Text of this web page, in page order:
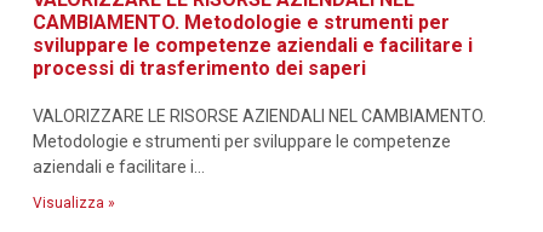
CAMBIAMENTO. Metodologie e strumenti per
sviluppare le competenze aziendali e facilitare i
processi di trasferimento dei saperi
VALORIZZARE LE RISORSE AZIENDALI NEL CAMBIAMENTO.
Metodologie e strumenti per sviluppare le competenze
aziendali e facilitare i...
Visualizza »